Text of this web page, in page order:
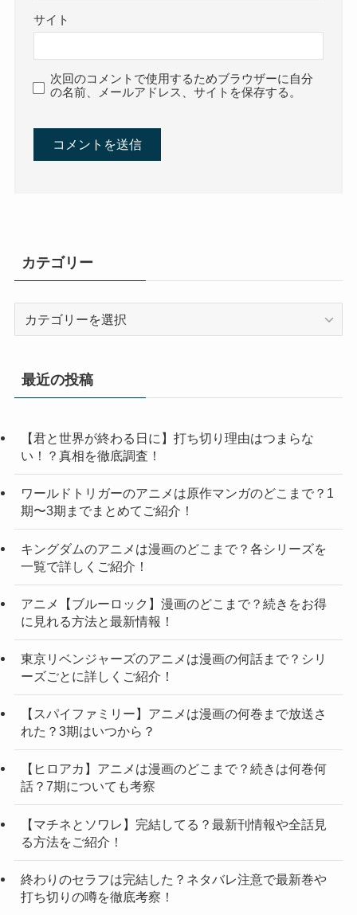
サイト
次回のコメントで使用するためブラウザーに自分
の名前、メールアドレス、サイトを保存する。
カテゴリー
リ
最近の投稿
【君と世界が終わる日に】打ち切り理由はつまらな
い！？真相を徹底調査！
ワールドトリガーのアニメは原作マンガのどこまで？1
期〜3期までまとめてご紹介！
キングダムのアニメは漫画のどこまで？各シリーズを
一覧で詳しくご紹介！
アニメ【ブルーロック】漫画のどこまで？続きをお得
に見れる方法と最新情報！
東京リベンジャーズのアニメは漫画の何話まで？シリ
ーズごとに詳しくご紹介！
【スパイファミリー】アニメは漫画の何巻まで放送さ
れた？3期はいつから？
【ヒロアカ】アニメは漫画のどこまで？続きは何巻何
話？7期についても考察
【マチネとソワレ】完結してる？最新刊情報や全話見
る方法をご紹介！
終わりのセラフは完結した？ネタバレ注意で最新巻や
打ち切りの噂を徹底考察！